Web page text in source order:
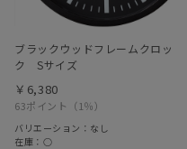
ブラックウッドフレームクロッ
ク Sサイズ
63ポイント （1％）
￥6,380
バリエーション：なし
在庫：○